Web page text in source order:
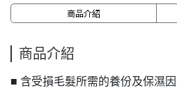
商品介紹
商品介紹
■ 含受損毛髮所需的養份及保濕因